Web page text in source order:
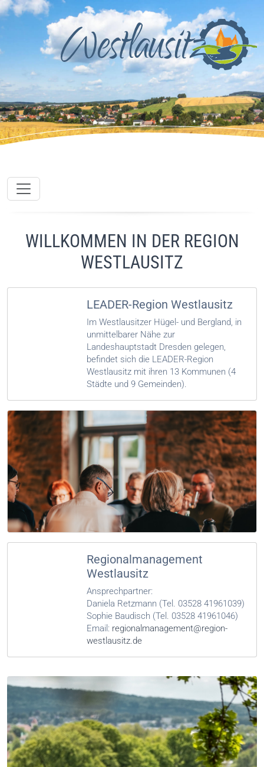
WILLKOMMEN IN DER REGION
WESTLAUSITZ
LEADER-Region Westlausitz
Im Westlausitzer Hügel- und Bergland, in
unmittelbarer Nähe zur
Landeshauptstadt Dresden gelegen,
befindet sich die LEADER-Region
Westlausitz mit ihren 13 Kommunen (4
Städte und 9 Gemeinden).
Regionalmanagement
Westlausitz
Ansprechpartner:
Daniela Retzmann (Tel. 03528 41961039)
Sophie Baudisch (Tel. 03528 41961046)
Email: regionalmanagement@region-
westlausitz.de